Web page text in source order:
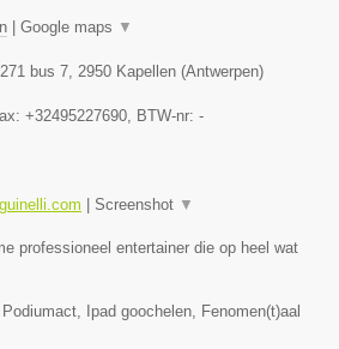
Google maps ▼
bus 7 2950 Kapellen (Antwerpen)
+32495227690 , BTW-nr: -
Screenshot ▼
professioneel entertainer die op heel wat
Ipad goochelen, Fenomen(t)aal